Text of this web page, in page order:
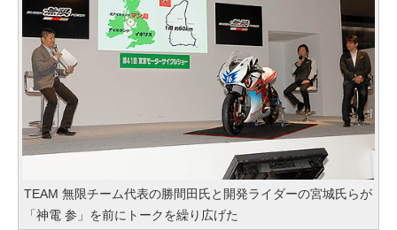
TEAM 無限チーム代表の勝間田氏と開発ライダーの宮城氏らが
「神電 参」を前にトークを繰り広げた